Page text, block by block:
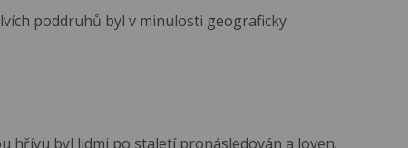
poddruhů byl v minulosti geograficky
hřívu byl lidmi po staletí pronásledován a loven.